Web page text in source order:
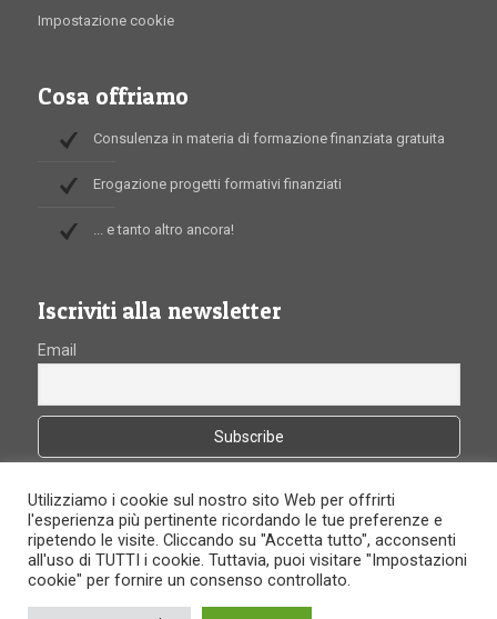
Impostazione cookie
Cosa offriamo
Consulenza in materia di formazione finanziata gratuita
Erogazione progetti formativi finanziati
... e tanto altro ancora!
Iscriviti alla newsletter
Email
FormaProf- Creato daComunicando Multimedia
Utilizziamo i cookie sul nostro sito Web per offrirti
l'esperienza più pertinente ricordando le tue preferenze e
ripetendo le visite. Cliccando su "Accetta tutto", acconsenti
all'uso di TUTTI i cookie. Tuttavia, puoi visitare "Impostazioni
cookie" per fornire un consenso controllato.